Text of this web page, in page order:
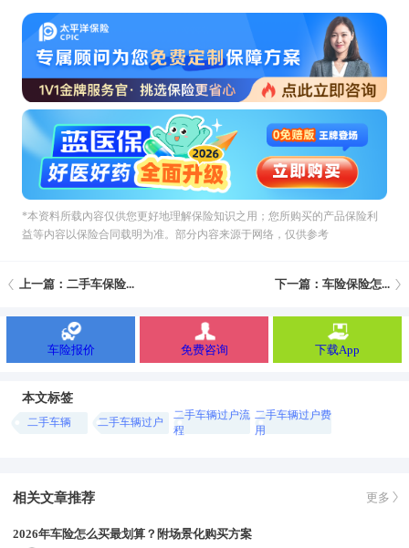
*本资料所载內容仅供您更好地理解保险知识之用；您所购买的产品保险利
益等内容以保险合同载明为准。部分内容来源于网络，仅供参考
上一篇：二手车保险... 下一篇：车险保险怎...
车险报价 免费咨询 下载App
本文标签
二手车辆 二手车辆过户
二手车辆过户流
程
二手车辆过户费
用
相关文章推荐 更多
2026年车险怎么买最划算？附场景化购买方案